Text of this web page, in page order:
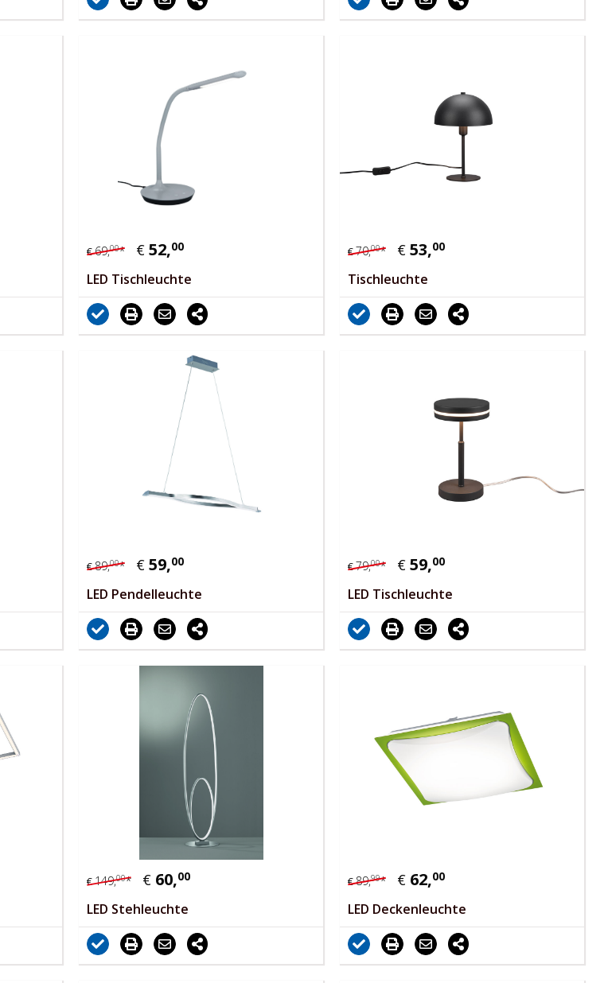
€69,00* € 52,00
LED Tischleuchte
€70,00* € 53,00
Tischleuchte
€89,00* € 59,00
LED Pendelleuchte
€79,00* € 59,00
LED Tischleuchte
€149,00* € 60,00
LED Stehleuchte
€89,99* € 62,00
LED Deckenleuchte